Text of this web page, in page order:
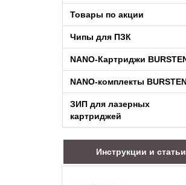
Товары по акции
Чипы для ПЗК
NANO-Картриджи
NANO-комплекты
ЗИП для лазерных
картриджей
Инструкции и статьи